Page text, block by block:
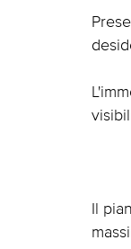
Il